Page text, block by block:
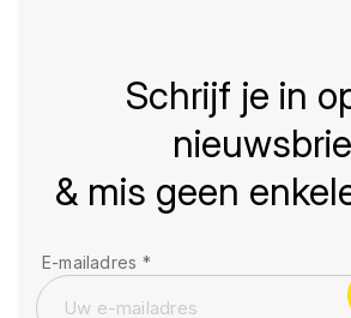
Schrijf je in
& mis geen
E-mailadres *